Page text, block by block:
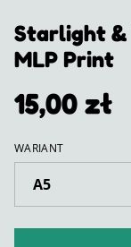
Starlight &
MLP Print
15,00 zł
WARIANT